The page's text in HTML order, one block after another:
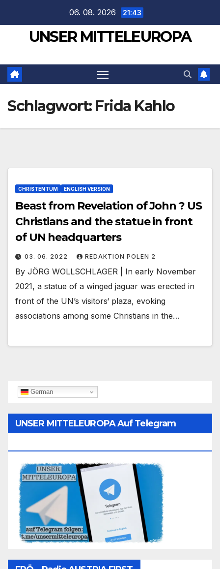
springen
06. 08. 2026 21:43
UNSER MITTELEUROPA
Schlagwort: Frida Kahlo
CHRISTENTUM ENGLISH VERSION
Beast from Revelation of John ? US
Christians and the statue in front
of UN headquarters
03. 06. 2022 REDAKTION POLEN 2
By JÖRG WOLLSCHLAGER | In early November
2021, a statue of a winged jaguar was erected in
front of the UN’s visitors‘ plaza, evoking
associations among some Christians in the…
German
UNSER MITTELEUROPA Auf Telegram